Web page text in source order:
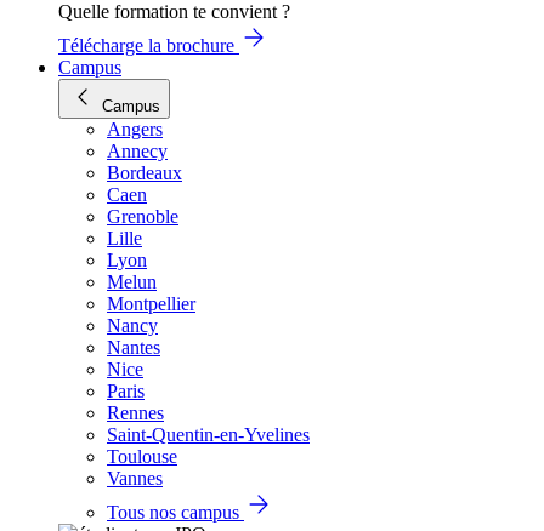
Quelle formation te convient ?
Télécharge la brochure
Campus
Campus
Angers
Annecy
Bordeaux
Caen
Grenoble
Lille
Lyon
Melun
Montpellier
Nancy
Nantes
Nice
Paris
Rennes
Saint-Quentin-en-Yvelines
Toulouse
Vannes
Tous nos campus